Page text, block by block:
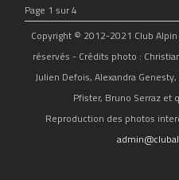
Page 1 sur 4
Copyright © 2012-2021 Club
réservés - Crédits photo :
Julien Defois, Alexandra
Pfister, Bruno Serraz et
Reproduction des photos